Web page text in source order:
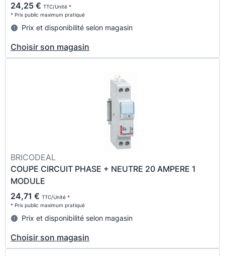
24,25 € TTC/Unité *
* Prix public maximum pratiqué
Prix et disponibilité selon magasin
Choisir son magasin
BRICODEAL
COUPE CIRCUIT PHASE + NEUTRE 20 AMPERE 1
MODULE
24,71 € TTC/Unité *
* Prix public maximum pratiqué
Prix et disponibilité selon magasin
Choisir son magasin